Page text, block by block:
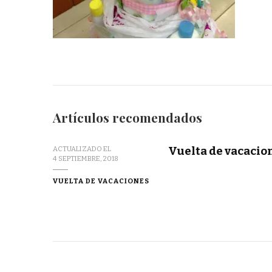
Artículos recomendados
ACTUALIZADO EL
4 SEPTIEMBRE, 2018
VUELTA DE VACACIONES
Vuelta de